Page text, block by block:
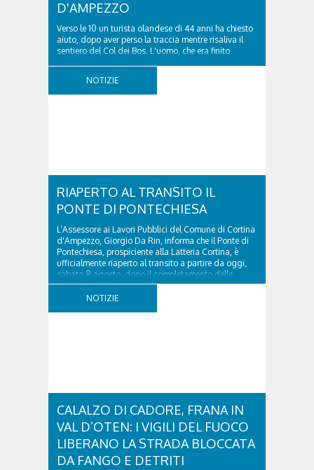
D'AMPEZZO
Verso le 10 un turista olandese di 44 anni ha chiesto
aiuto, dopo aver perso la traccia mentre risaliva il
sentiero del Col dei Bos. L'uomo, che era finito
Torri del Falzarego, era...
NOTIZIE
RIAPERTO AL TRANSITO IL
PONTE DI PONTECHIESA
L’Assessore ai Lavori Pubblici del Comune di Cortina
d'Ampezzo, Giorgio Da Rin, informa che il Ponte di
Pontechiesa, prospiciente alla Latteria Cortina, è
ufficialmente riaperto al transito a partire da oggi,
sabato 8 agosto, dopo il completamento delle
verifiche e il positivo collaudo...
NOTIZIE
CALALZO DI CADORE, FRANA IN
VAL D’OTEN: I VIGILI DEL FUOCO
LIBERANO LA STRADA BLOCCATA
DA FANGO E DETRITI